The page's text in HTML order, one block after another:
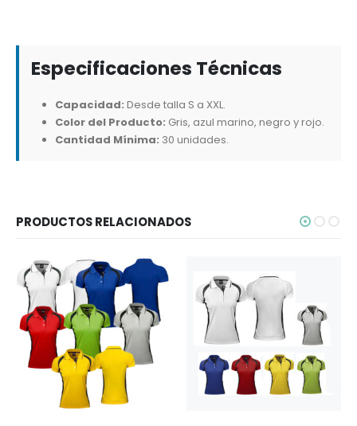
Especificaciones Técnicas
Capacidad: Desde talla S a XXL.
Color del Producto: Gris, azul marino, negro y rojo.
Cantidad Mínima: 30 unidades.
PRODUCTOS RELACIONADOS